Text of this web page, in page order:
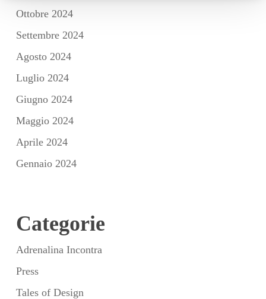
Ottobre 2024
Settembre 2024
Agosto 2024
Luglio 2024
Giugno 2024
Maggio 2024
Aprile 2024
Gennaio 2024
Categorie
Adrenalina Incontra
Press
Tales of Design